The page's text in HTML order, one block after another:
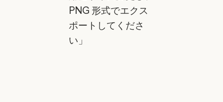
PNG 形式でエクス
ポートしてくださ
い」